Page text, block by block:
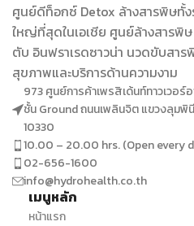
ศูนย์ดีท็อกซ์ Detox ล้างสารพิษทั้ง
ใหญ่ที่สุดในเอเชีย ศูนย์ล้างสาร
ตับ อินฟราเรดซาวน่า นวดขับสา
สุขภาพและบริการด้านความงาม
973 ศูนย์การค้าเพรสิเด้นท์ทาวเวอร์อ
ชั้น Ground ถนนเพลินจิต แขวงลุมพิ
10330
10.00 – 20.00 hrs. (Open every
02-656-1600
info@hydrohealth.co.th
เมนูหลัก
หน้าแรก